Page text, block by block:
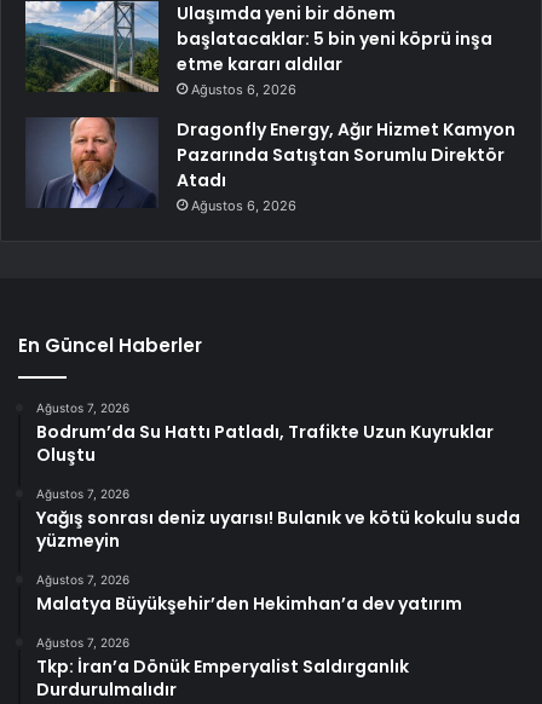
Ulaşımda yeni bir dönem
başlatacaklar: 5 bin yeni köprü inşa
etme kararı aldılar
Ağustos 6, 2026
Dragonfly Energy, Ağır Hizmet Kamyon
Pazarında Satıştan Sorumlu Direktör
Atadı
Ağustos 6, 2026
En Güncel Haberler
Ağustos 7, 2026
Bodrum’da Su Hattı Patladı, Trafikte Uzun Kuyruklar
Oluştu
Ağustos 7, 2026
Yağış sonrası deniz uyarısı! Bulanık ve kötü kokulu suda
yüzmeyin
Ağustos 7, 2026
Malatya Büyükşehir’den Hekimhan’a dev yatırım
Ağustos 7, 2026
Tkp: İran’a Dönük Emperyalist Saldırganlık
Durdurulmalıdır